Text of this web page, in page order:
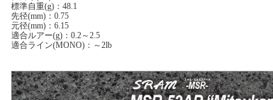
標準自重(g)：48.1
先径(mm)：0.75
元径(mm)：6.15
適合ルアー(g)：0.2～2.5
適合ライン(MONO)：～2lb